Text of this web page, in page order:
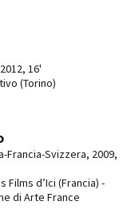
16'
(Torino)
Francia-Svizzera, 2009,
Films d’Ici (Francia) -
di Arte France